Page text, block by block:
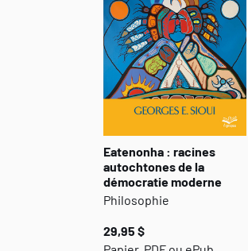
Eatenonha : racines
autochtones de la
démocratie moderne
Philosophie
29,95 $